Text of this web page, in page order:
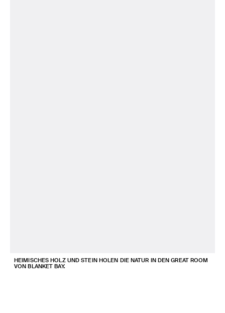
HEIMISCHES HOLZ UND STEIN HOLEN DIE NATUR IN DEN GREAT ROOM
VON BLANKET BAY.